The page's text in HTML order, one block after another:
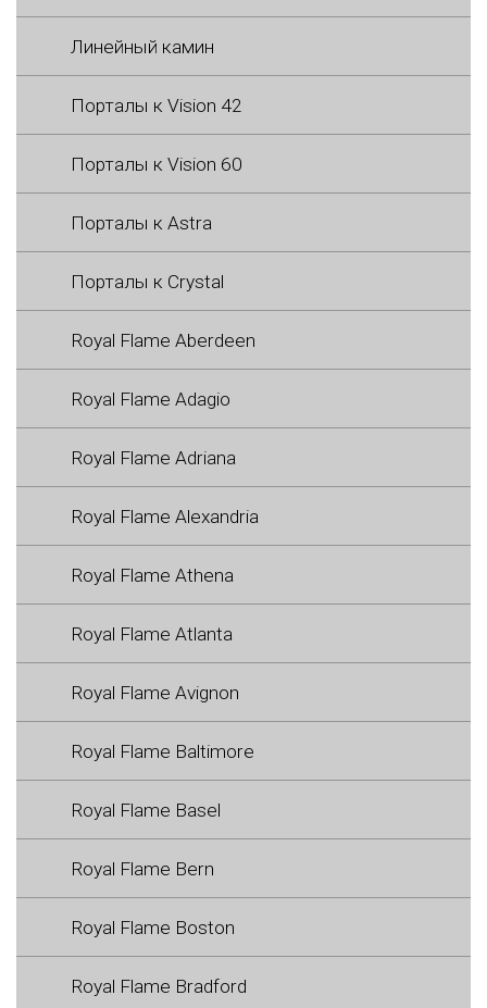
Линейный камин
Порталы к Vision 42
Порталы к Vision 60
Порталы к Astra
Порталы к Crystal
Royal Flame Aberdeen
Royal Flame Adagio
Royal Flame Adriana
Royal Flame Alexandria
Royal Flame Athena
Royal Flame Atlanta
Royal Flame Avignon
Royal Flame Baltimore
Royal Flame Basel
Royal Flame Bern
Royal Flame Boston
Royal Flame Bradford